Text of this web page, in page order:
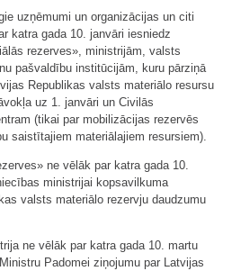
uzņēmumi un organizācijas un citi
katra gada 10. janvāri iesniedz
rezerves», ministrijām, valsts
pašvaldību institūcijām, kuru pārziņā
Republikas valsts materiālo resursu
uz 1. janvāri un Civilās
(tikai par mobilizācijas rezervēs
saistītajiem materiālajiem resursiem).
ne vēlāk par katra gada 10.
ministrijai kopsavilkuma
valsts materiālo rezervju daudzumu
ne vēlāk par katra gada 10. martu
Padomei ziņojumu par Latvijas